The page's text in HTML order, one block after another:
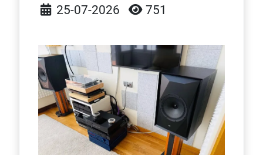
Detalles
25-07-2026 751